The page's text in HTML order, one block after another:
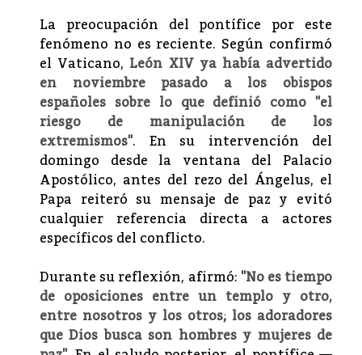
La preocupación del pontífice por este
fenómeno no es reciente. Según confirmó
el Vaticano, León XIV ya había advertido
en noviembre pasado a los obispos
españoles sobre lo que definió como "el
riesgo de manipulación de los
extremismos". En su intervención del
domingo desde la ventana del Palacio
Apostólico, antes del rezo del Ángelus, el
Papa reiteró su mensaje de paz y evitó
cualquier referencia directa a actores
específicos del conflicto.
Durante su reflexión, afirmó:"No es tiempo
de oposiciones entre un templo y otro,
entre nosotros y los otros; los adoradores
que Dios busca son hombres y mujeres de